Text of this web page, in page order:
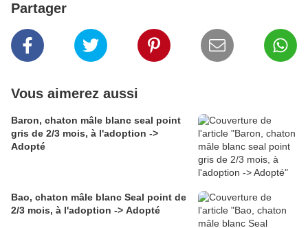
Partager
Vous aimerez aussi
Baron, chaton mâle blanc seal point
gris de 2/3 mois, à l'adoption ->
Adopté
Bao, chaton mâle blanc Seal point de
2/3 mois, à l'adoption -> Adopté